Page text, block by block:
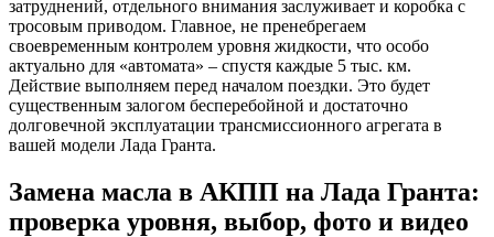
затруднений, отдельного внимания заслуживает и коробка с
тросовым приводом. Главное, не пренебрегаем
своевременным контролем уровня жидкости, что особо
актуально для «автомата» – спустя каждые 5 тыс. км.
Действие выполняем перед началом поездки. Это будет
существенным залогом бесперебойной и достаточно
долговечной эксплуатации трансмиссионного агрегата в
вашей модели Лада Гранта.
Замена масла в АКПП на Лада Гранта:
проверка уровня, выбор, фото и видео